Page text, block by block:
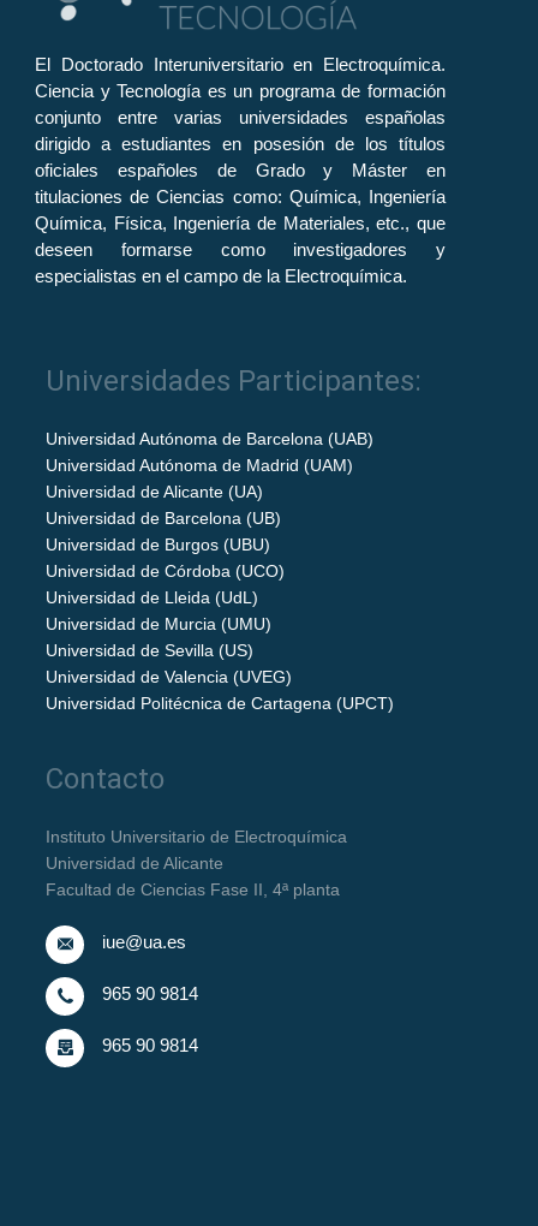
El Doctorado Interuniversitario en Electroquímica.
Ciencia y Tecnología es un programa de formación
conjunto entre varias universidades españolas
dirigido a estudiantes en posesión de los títulos
oficiales españoles de Grado y Máster en
titulaciones de Ciencias como: Química, Ingeniería
Química, Física, Ingeniería de Materiales, etc., que
deseen formarse como investigadores y
especialistas en el campo de la Electroquímica.
Universidades Participantes:
Universidad Autónoma de Barcelona (UAB)
Universidad Autónoma de Madrid (UAM)
Universidad de Alicante (UA)
Universidad de Barcelona (UB)
Universidad de Burgos (UBU)
Universidad de Córdoba (UCO)
Universidad de Lleida (UdL)
Universidad de Murcia (UMU)
Universidad de Sevilla (US)
Universidad de Valencia (UVEG)
Universidad Politécnica de Cartagena (UPCT)
Contacto
Instituto Universitario de Electroquímica
Universidad de Alicante
Facultad de Ciencias Fase II, 4ª planta
iue@ua.es
965 90 9814
965 90 9814